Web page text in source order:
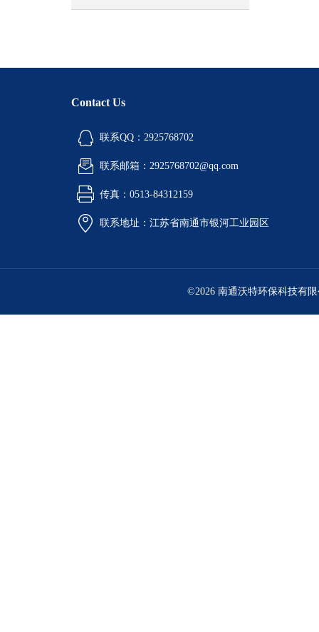
Contact Us
联系QQ：2925768702
联系邮箱：2925768702@qq.com
传真：0513-84312159
联系地址：江苏省南通市银河工业园区
©2026 南通沃特环保科技有